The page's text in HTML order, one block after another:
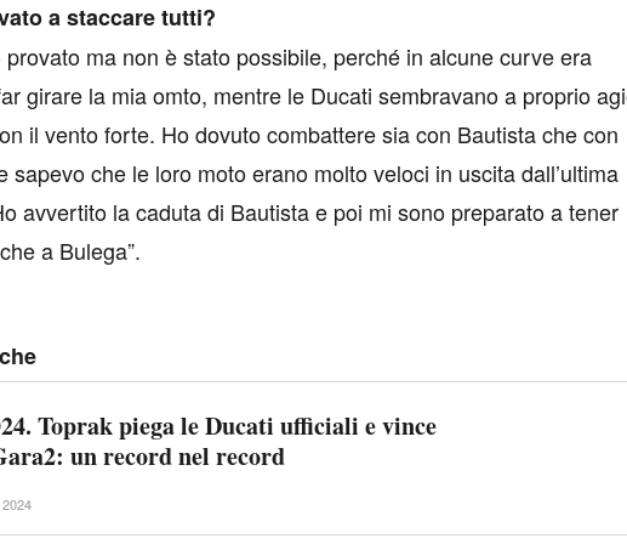
a staccare tutti?
provato ma non è stato possibile, perché in alcune curve era
girare la mia omto, mentre le Ducati sembravano a proprio
il vento forte. Ho dovuto combattere sia con Bautista che con
sapevo che le loro moto erano molto veloci in uscita dall’ultima
avvertito la caduta di Bautista e poi mi sono preparato a tener
a Bulega”.
Toprak piega le Ducati ufficiali e vince
un record nel record